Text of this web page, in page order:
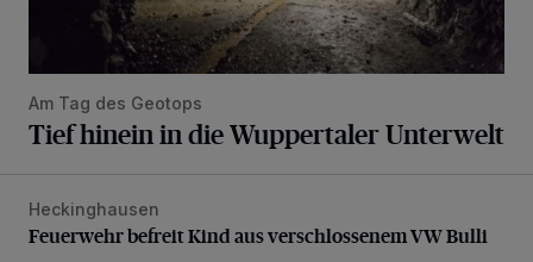
Am Tag des Geotops
Tief hinein in die Wuppertaler Unterwelt
Feuerwehr befreit Kind aus verschlossenem VW Bulli
Heckinghausen
Feuerwehr befreit Kind aus verschlossenem VW Bulli